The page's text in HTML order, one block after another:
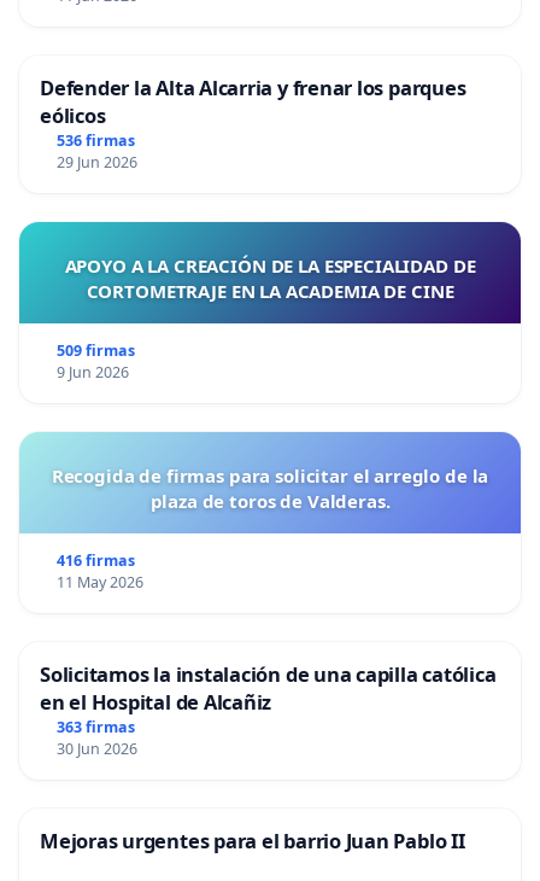
Defender la Alta Alcarria y frenar los parques
eólicos
536 firmas
29 Jun 2026
APOYO A LA CREACIÓN DE LA ESPECIALIDAD DE
CORTOMETRAJE EN LA ACADEMIA DE CINE
509 firmas
9 Jun 2026
Recogida de firmas para solicitar el arreglo de la
plaza de toros de Valderas.
416 firmas
11 May 2026
Solicitamos la instalación de una capilla católica
en el Hospital de Alcañiz
363 firmas
30 Jun 2026
Mejoras urgentes para el barrio Juan Pablo II